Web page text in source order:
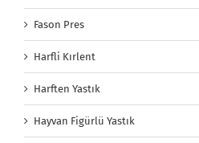
Fason Pres
Harfli Kırlent
Harften Yastık
Hayvan Figürlü Yastık